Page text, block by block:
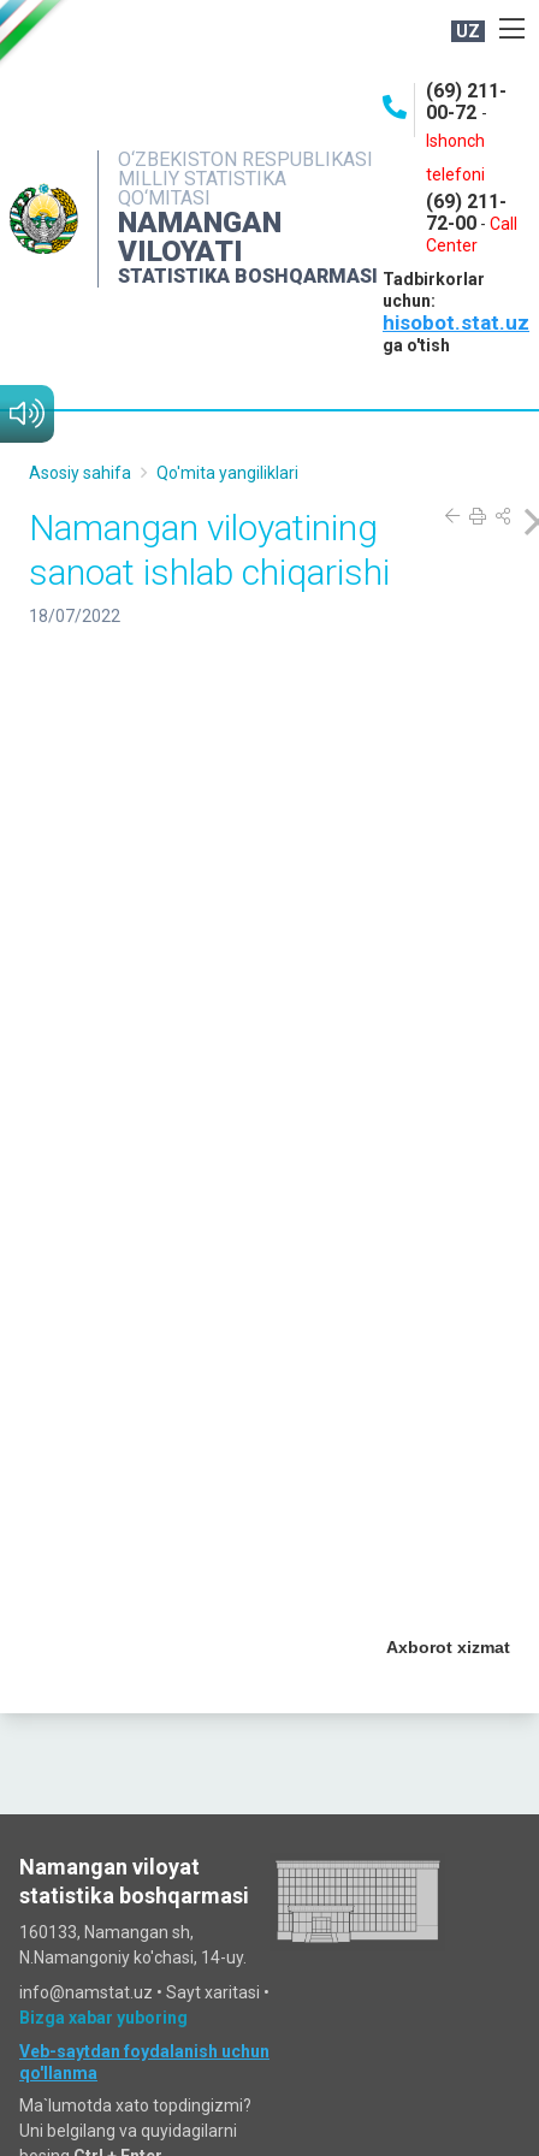
UZ
O‘ZBEKISTON RESPUBLIKASI
MILLIY STATISTIKA
QO‘MITASI
NAMANGAN
VILOYATI
STATISTIKA BOSHQARMASI
(69) 211-
00-72 -
Ishonch
telefoni
(69) 211-
72-00 - Call
Center
Tadbirkorlar
uchun:
hisobot.stat.uz
ga o'tish
NASHRLAR
INTERAKTIV XIZMATLAR
MATBUOT XIZMATI
MUROJAATLAR
Asosiy sahifa Qo'mita yangiliklari
Namangan viloyatining
sanoat ishlab chiqarishi
18/07/2022
Axborot xizmat
Namangan viloyat
statistika boshqarmasi
160133, Namangan sh,
N.Namangoniy ko'chasi, 14-uy.
info@namstat.uz • Sayt xaritasi •
Bizga xabar yuboring
Veb-saytdan foydalanish uchun
qo'llanma
Ma`lumotda xato topdingizmi?
Uni belgilang va quyidagilarni